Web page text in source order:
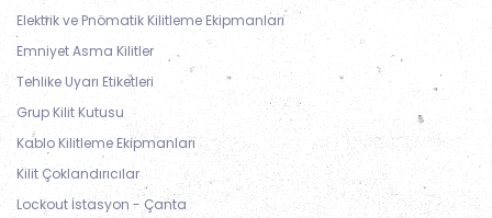
Elektrik ve Pnömatik Kilitleme Ekipmanları
Emniyet Asma Kilitler
Tehlike Uyarı Etiketleri
Grup Kilit Kutusu
Kablo Kilitleme Ekipmanları
Kilit Çoklandırıcılar
Lockout İstasyon - Çanta